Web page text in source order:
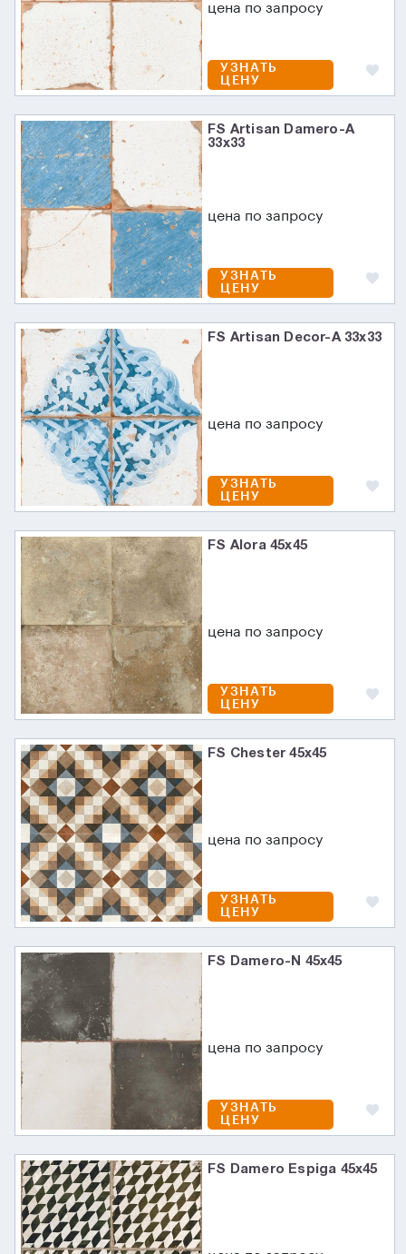
цена по запросу
УЗНАТЬ
ЦЕНУ
FS Artisan Damero-A
33х33
цена по запросу
УЗНАТЬ
ЦЕНУ
FS Artisan Decor-A 33х33
цена по запросу
УЗНАТЬ
ЦЕНУ
FS Alora 45x45
цена по запросу
УЗНАТЬ
ЦЕНУ
FS Chester 45x45
цена по запросу
УЗНАТЬ
ЦЕНУ
FS Damero-N 45х45
цена по запросу
УЗНАТЬ
ЦЕНУ
FS Damero Espiga 45x45